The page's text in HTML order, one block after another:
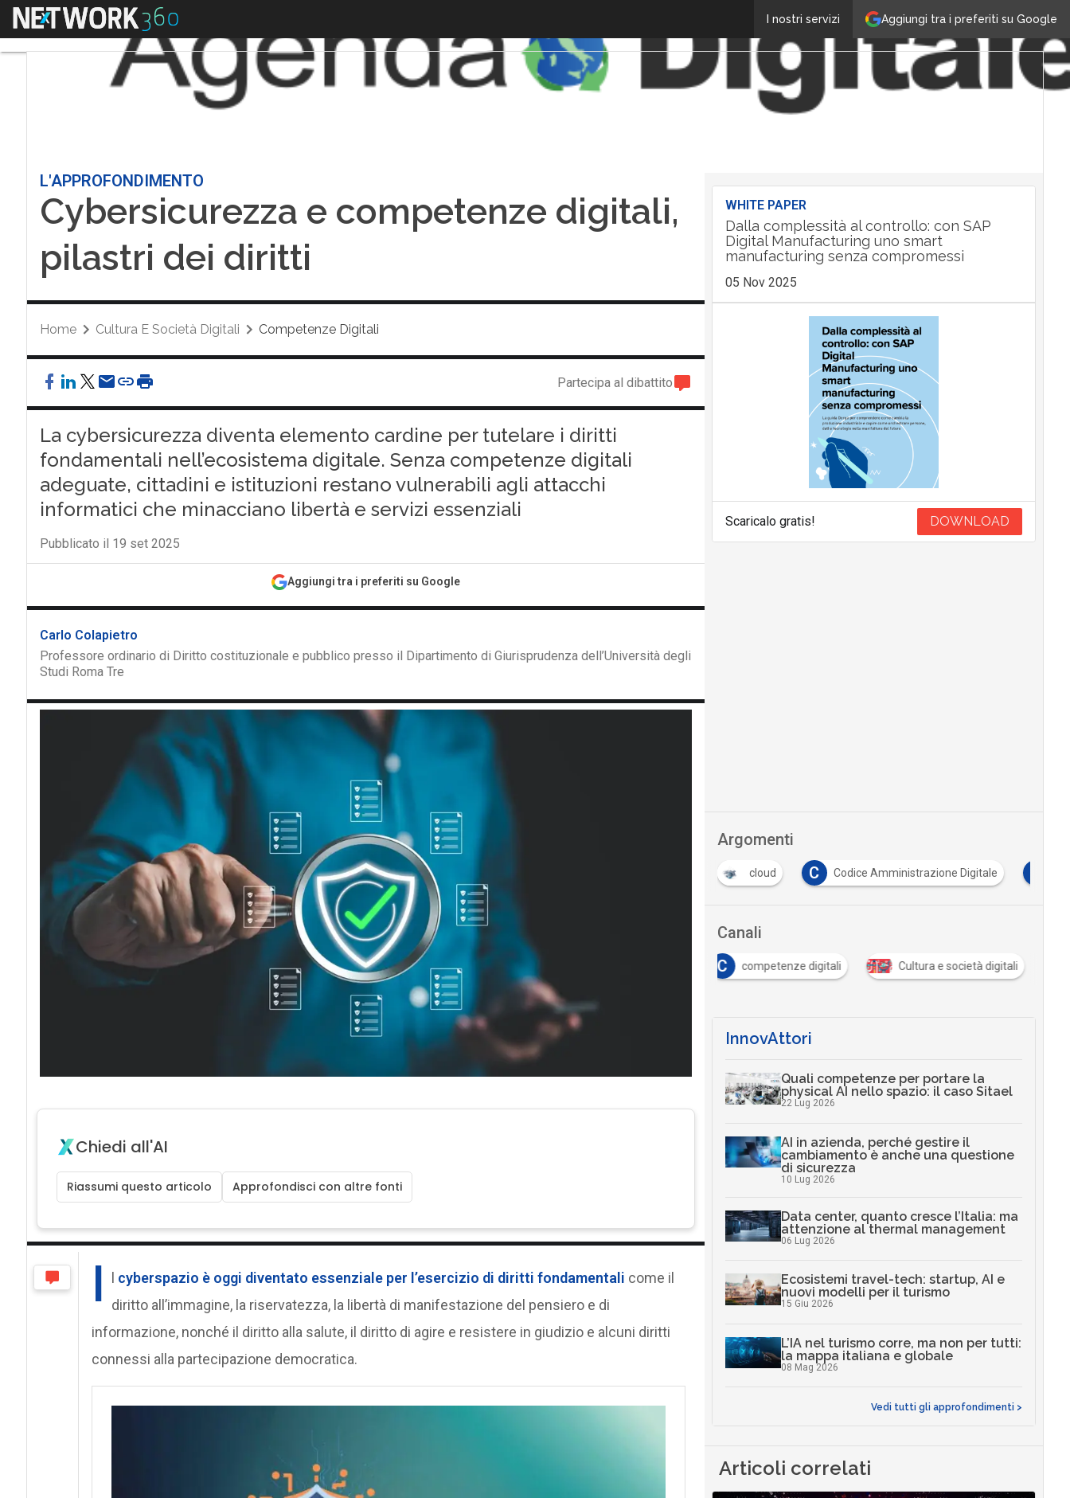
Aggiungi tra i preferiti su Google
I nostri servizi
Menu
L'APPROFONDIMENTO
Cybersicurezza e competenze digitali,
pilastri dei diritti
Home Cultura E Società Digitali Competenze Digitali
Partecipa al dibattito
La cybersicurezza diventa elemento cardine per tutelare i diritti
fondamentali nell’ecosistema digitale. Senza competenze digitali
adeguate, cittadini e istituzioni restano vulnerabili agli attacchi
informatici che minacciano libertà e servizi essenziali
Pubblicato il 19 set 2025
Aggiungi tra i preferiti su Google
Carlo Colapietro
Professore ordinario di Diritto costituzionale e pubblico presso il Dipartimento di Giurisprudenza dell’Università degli
Studi Roma Tre
Chiedi all'AI
Riassumi questo articolo Approfondisci con altre fonti
I l cyberspazio è oggi diventato essenziale per l’esercizio di diritti fondamentali come il
diritto all’immagine, la riservatezza, la libertà di manifestazione del pensiero e di
informazione, nonché il diritto alla salute, il diritto di agire e resistere in giudizio e alcuni diritti
connessi alla partecipazione democratica.
WHITE PAPER
Dalla complessità al controllo: con SAP
Digital Manufacturing uno smart
manufacturing senza compromessi
05 Nov 2025
Scaricalo gratis! DOWNLOAD
Argomenti
cloud Codice Amministrazione Digitale
Canali
C
competenze digitali Cultura e società digitali
InnovAttori
Quali competenze per portare la
physical AI nello spazio: il caso Sitael
22 Lug 2026
AI in azienda, perché gestire il
cambiamento è anche una questione
di sicurezza
10 Lug 2026
Data center, quanto cresce l’Italia: ma
attenzione al thermal management
06 Lug 2026
Ecosistemi travel-tech: startup, AI e
nuovi modelli per il turismo
15 Giu 2026
L’IA nel turismo corre, ma non per tutti:
la mappa italiana e globale
08 Mag 2026
Vedi tutti gli approfondimenti >
Articoli correlati